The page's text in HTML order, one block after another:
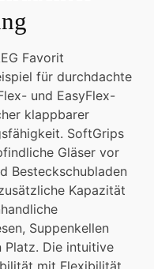
Favorit
für durchdachte
und EasyFlex-
klappbarer
SoftGrips
Gläser vor
Besteckschubladen
Kapazität
Suppenkellen
Platz. Die intuitive
mit Flexibilität,